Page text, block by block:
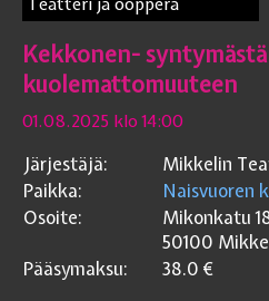
Teatteri ja ooppera
Kekkonen- syntymästä
kuolemattomuuteen
01.08.2025 klo 14:00
Järjestäjä:
Mikkelin
Paikka:
Naisvuoren
Osoite:
Mikonkatu
50100
Pääsymaksu:
38.0 €